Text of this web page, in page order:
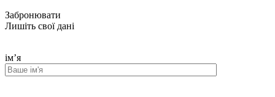
Забронювати
Лишіть свої дані
ім’я